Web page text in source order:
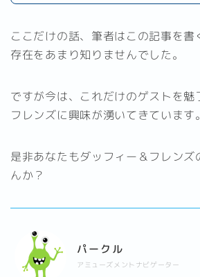
ここだけの話、筆者はこの記事を
存在をあまり知りませんでした。
ですが今は、これだけのゲストを魅
フレンズに興味が湧いてきています。
是非あなたもダッフィー＆フレンズ
んか？
パークル
アミューズメントナビゲーター